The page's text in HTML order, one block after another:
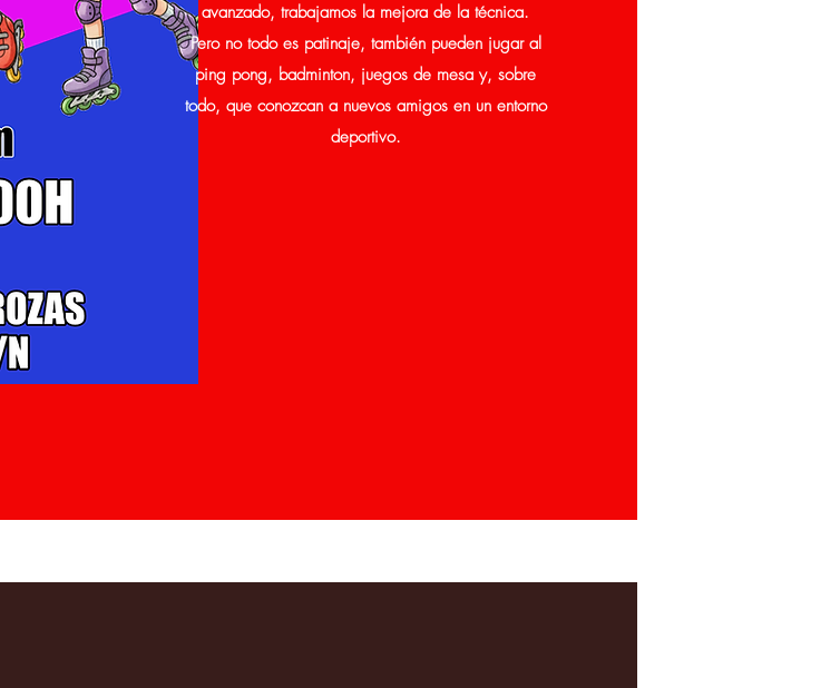
avanzado, trabajamos la mejora de la técnica.
Pero no todo es patinaje, también pueden jugar al
ping pong, badminton, juegos de mesa y, sobre
todo, que conozcan a nuevos amigos en un entorno
deportivo.